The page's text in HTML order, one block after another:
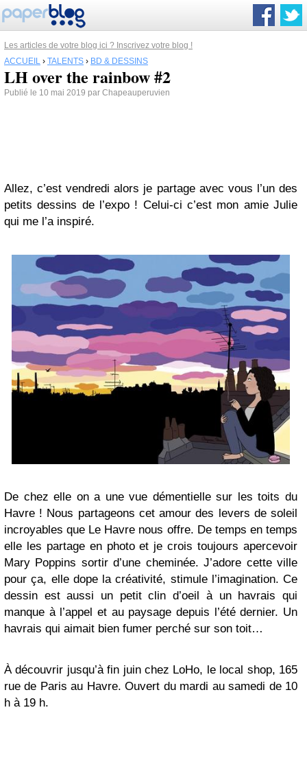
Les articles de votre blog ici ? Inscrivez votre blog !
ACCUEIL › TALENTS › BD & DESSINS
LH over the rainbow #2
Publié le 10 mai 2019 par Chapeauperuvien
Allez, c’est vendredi alors je partage avec vous l’un des
petits dessins de l’expo ! Celui-ci c’est mon amie Julie
qui me l’a inspiré.
De chez elle on a une vue démentielle sur les toits du
Havre ! Nous partageons cet amour des levers de soleil
incroyables que Le Havre nous offre. De temps en temps
elle les partage en photo et je crois toujours apercevoir
Mary Poppins sortir d’une cheminée. J’adore cette ville
pour ça, elle dope la créativité, stimule l’imagination. Ce
dessin est aussi un petit clin d’oeil à un havrais qui
manque à l’appel et au paysage depuis l’été dernier. Un
havrais qui aimait bien fumer perché sur son toit…
À découvrir jusqu’à fin juin chez LoHo, le local shop, 165
rue de Paris au Havre. Ouvert du mardi au samedi de 10
h à 19 h.